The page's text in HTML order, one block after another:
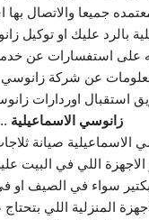
جميعا والاتصال
بالرد عليك او توكيل
على استفسارات عن
معلومات عن شركة زانوسي
استقبال اوردارات
زانوسي الاسماعيلية ..
الاسماعيلية صيانة
الاجهزة اللي في البيت
سواء في الصيف او
المنزلية اللي